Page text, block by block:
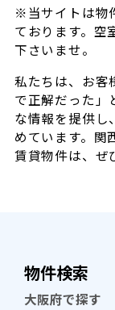
※当サイトは物
ております。空
下さいませ。
私たちは、お客
で正解だった」
な情報を提供し
めています。関
賃貸物件は、ぜ
物件検索
大阪府で探す